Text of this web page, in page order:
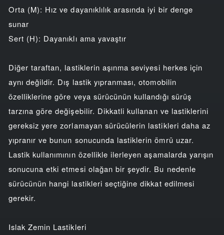
Orta (M): Hız ve dayanıklılık arasında iyi bir denge
sunar
Sert (H): Dayanıklı ama yavaştır
Diğer taraftan, lastiklerin aşınma seviyesi herkes için
aynı değildir. Dış lastik yıpranması, otomobilin
özelliklerine göre veya sürücünün kullandığı sürüş
tarzına göre değişebilir. Dikkatli kullanan ve lastiklerini
gereksiz yere zorlamayan sürücülerin lastikleri daha az
yıpranır ve bunun sonucunda lastiklerin ömrü uzar.
Lastik kullanımının özellikle ilerleyen aşamalarda yarışın
sonucuna etki etmesi olağan bir şeydir. Bu nedenle
sürücünün hangi lastikleri seçtiğine dikkat edilmesi
gerekir.
Islak Zemin Lastikleri